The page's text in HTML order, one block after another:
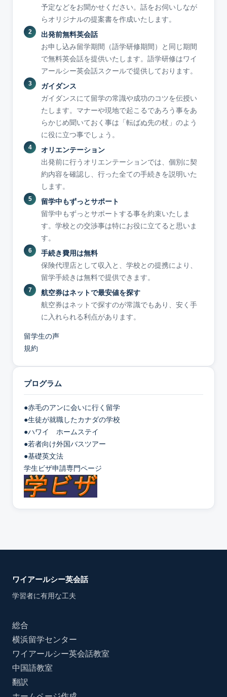
予定などをお聞かせください。話をお伺いしなが
らオリジナルの提案書を作成いたします。
出発前無料英会話
お申し込み留学期間（語学研修期間）と同じ期間
で無料英会話を提供いたします。語学研修はワイ
アールシー英会話スクールで提供しております。
ガイダンス
ガイダンスにて留学の常識や成功のコツを伝授い
たします。マナーや現地で起こるであろう事をあ
らかじめ聞いておく事は「転ばぬ先の杖」のよう
に役に立つ事でしょう。
オリエンテーション
出発前に行うオリエンテーションでは、個別に契
約内容を確認し、行った全ての手続きを説明いた
します。
留学中もずっとサポート
留学中もずっとサポートする事を約束いたしま
す。学校との交渉事は特にお役に立てると思いま
す。
手続き費用は無料
保険代理店として収入と、学校との提携により、
留学手続きは無料で提供できます。
航空券はネットで最安値を探す
航空券はネットで探すのが常識でもあり、安く手
に入れられる利点があります。
留学生の声
規約
プログラム
●赤毛のアンに会いに行く留学
●生徒が就職したカナダの学校
●ハワイ ホームステイ
●若者向け外国バスツアー
●基礎英文法
学生ビザ申請専門ページ
ワイアールシー英会話
学習者に有用な工夫
総合
横浜留学センター
ワイアールシー英会話教室
中国語教室
翻訳